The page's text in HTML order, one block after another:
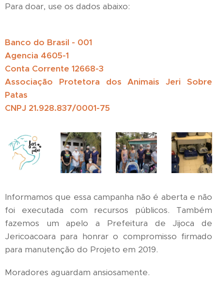
Para doar, use os dados abaixo:
Banco do Brasil - 001
Agencia 4605-1
Conta Corrente 12668-3
Associação Protetora dos Animais Jeri Sobre
Patas
CNPJ 21.928.837/0001-75
Informamos que essa campanha não é aberta e não
foi executada com recursos públicos. Também
fazemos um apelo a Prefeitura de Jijoca de
Jericoacoara para honrar o compromisso firmado
para manutenção do Projeto em 2019.
Moradores aguardam ansiosamente.